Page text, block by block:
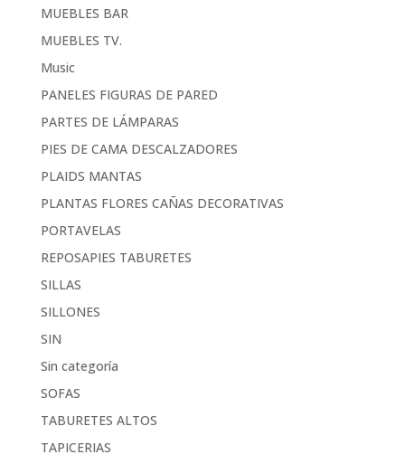
MUEBLES BAR
MUEBLES TV.
Music
PANELES FIGURAS DE PARED
PARTES DE LÁMPARAS
PIES DE CAMA DESCALZADORES
PLAIDS MANTAS
PLANTAS FLORES CAÑAS DECORATIVAS
PORTAVELAS
REPOSAPIES TABURETES
SILLAS
SILLONES
SIN
Sin categoría
SOFAS
TABURETES ALTOS
TAPICERIAS